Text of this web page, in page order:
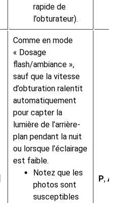
rapide de
l’obturateur).
Comme en mode
« Dosage
flash/ambiance »,
sauf que la vitesse
d’obturation ralentit
automatiquement
pour capter la
lumière de l’arrière-
plan pendant la nuit
ou lorsque l’éclairage
est faible.
Notez que les
photos sont
susceptibles
P, A